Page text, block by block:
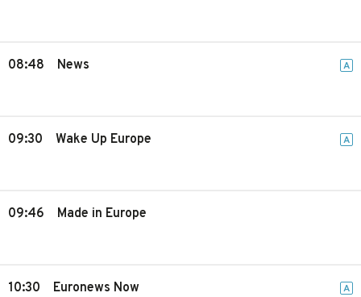
08:48 News A
09:30 Wake Up Europe A
09:46 Made in Europe
10:30 Euronews Now A